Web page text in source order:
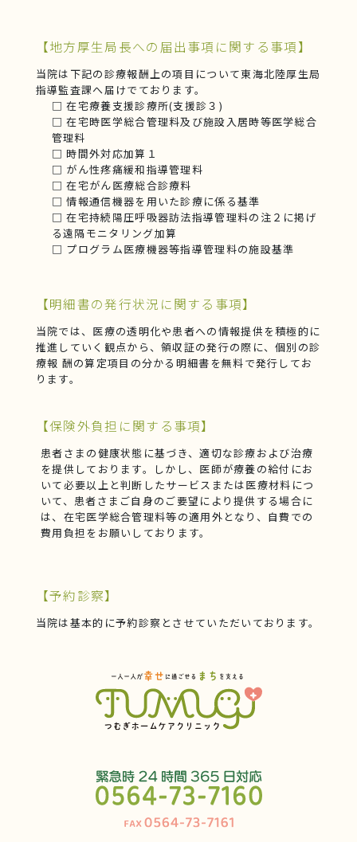
【地方厚生局長への届出事項に関する事項】
当院は下記の診療報酬上の項目について東海北陸厚生局
指導監査課へ届けでております。
□ 在宅療養支援診療所(支援診３)
□ 在宅時医学総合管理料及び施設入居時等医学総合
管理料
□ 時間外対応加算１
□ がん性疼痛緩和指導管理料
□ 在宅がん医療総合診療料
□ 情報通信機器を用いた診療に係る基準
□ 在宅持続陽圧呼吸器訪法指導管理料の注２に掲げ
る遠隔モニタリング加算
□ プログラム医療機器等指導管理料の施設基準
【明細書の発行状況に関する事項】
当院では、医療の透明化や患者への情報提供を積極的に
推進していく観点から、領収証の発行の際に、個別の診
療報 酬の算定項目の分かる明細書を無料で発行してお
ります。
【保険外負担に関する事項】
患者さまの健康状態に基づき、適切な診療および治療
を提供しております。しかし、医師が療養の給付にお
いて必要以上と判断したサービスまたは医療材料につ
いて、患者さまご自身のご要望により提供する場合に
は、在宅医学総合管理料等の適用外となり、自費での
費用負担をお願いしております。
【予約診察】
当院は基本的に予約診察とさせていただいております。